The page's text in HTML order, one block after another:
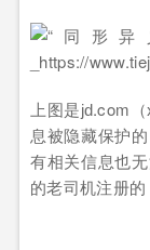
上图是јԁ.com
息被隐藏保护
有相关信息也
的老司机注册